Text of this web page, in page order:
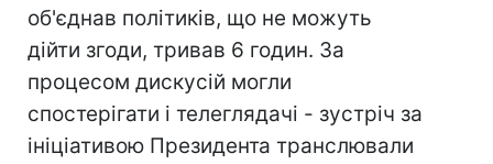
об'єднав політиків, що не можуть
дійти згоди, тривав 6 годин. За
процесом дискусій могли
спостерігати і телеглядачі - зустріч за
ініціативою Президента транслювали